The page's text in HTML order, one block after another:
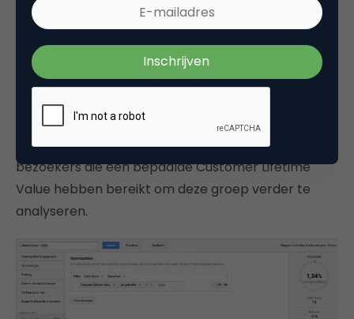
Nu wordt deze custom metric verstuurd naar
Google Analytics om te gebruiken in rapporten en
segmenten. Zo kun je een segment maken van
bezoekers die een bepaalde Customer Lifetime
Value hebben bereikt om deze groep verder te
analyseren.